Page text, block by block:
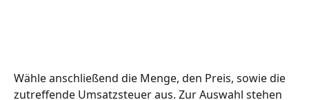
Wähle anschließend die Menge, den Preis, sowie die
zutreffende Umsatzsteuer aus. Zur Auswahl stehen